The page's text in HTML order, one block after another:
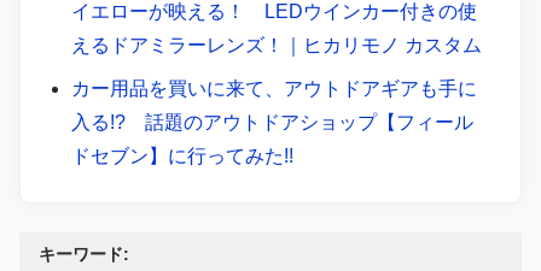
イエローが映える！ LEDウインカー付きの使
えるドアミラーレンズ！｜ヒカリモノ カスタム
カー用品を買いに来て、アウトドアギアも手に
入る!? 話題のアウトドアショップ【フィール
ドセブン】に行ってみた!!
キーワード: